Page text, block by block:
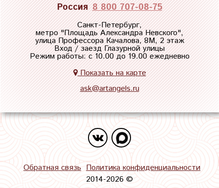
Россия 8 800 707-08-75
Санкт-Петербург,
метро "Площадь Александра Невского",
улица Профессора Качалова, 8М, 2 этаж
Вход / заезд Глазурной улицы
Режим работы: с 10.00 до 19.00 ежедневно
Показать на карте
ask@artangels.ru
Обратная связь Политика конфиденциальности
2014-2026 ©